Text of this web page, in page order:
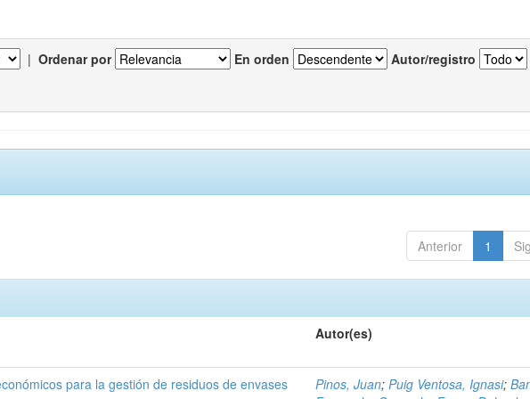
| Ordenar por En orden Autor/registro
Anterior 1
Autor(es)
para la gestión de residuos de envases
Pinos, Juan;Puig Ventosa, Ignasi;